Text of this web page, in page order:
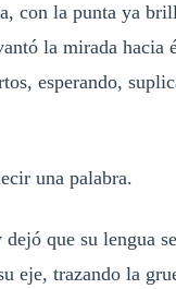
con la punta ya
la mirada hacia
esperando,
una palabra.
que su lengua
eje, trazando la